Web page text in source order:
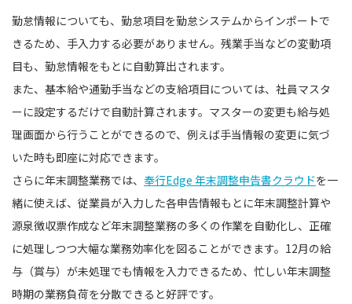
勤怠情報についても、勤怠項目を勤怠システムからインポートで
きるため、手入力する必要がありません。残業手当などの変動項
目も、勤怠情報をもとに自動算出されます。
また、基本給や通勤手当などの支給項目については、社員マスタ
ーに設定するだけで自動計算されます。マスターの変更も給与処
理画面から行うことができるので、例えば手当情報の変更に気づ
いた時も即座に対応できます。
さらに年末調整業務では、 奉行Edge 年末調整申告書クラウドを一
緒に使えば、従業員が入力した各申告情報もとに年末調整計算や
源泉徴収票作成など年末調整業務の多くの作業を自動化し、正確
に処理しつつ大幅な業務効率化を図ることができます。12月の給
与（賞与）が未処理でも情報を入力できるため、忙しい年末調整
時期の業務負荷を分散できると好評です。